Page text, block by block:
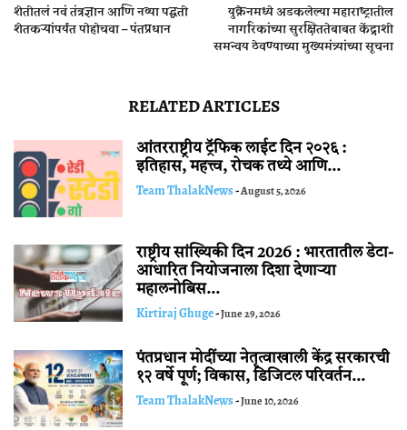
शेतीतलं नवं तंत्रज्ञान आणि नव्या पद्धती
शेतकऱ्यांपर्यंत पोहोचवा – पंतप्रधान
युक्रेनमध्ये अडकलेल्या महाराष्ट्रातील
नागरिकांच्या सुरक्षिततेबाबत केंद्राशी
समन्वय ठेवण्याच्या मुख्यमंत्र्यांच्या सूचना
RELATED ARTICLES
आंतरराष्ट्रीय ट्रॅफिक लाईट दिन २०२६ :
इतिहास, महत्त्व, रोचक तथ्ये आणि...
Team ThalakNews-August 5, 2026
राष्ट्रीय सांख्यिकी दिन 2026 : भारतातील डेटा-
आधारित नियोजनाला दिशा देणाऱ्या
महालनोबिस...
Kirtiraj Ghuge-June 29, 2026
पंतप्रधान मोदींच्या नेतृत्वाखाली केंद्र सरकारची
१२ वर्षे पूर्ण; विकास, डिजिटल परिवर्तन...
Team ThalakNews-June 10, 2026